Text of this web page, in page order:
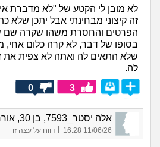
לא מובן לי הקטע של "לא מדברת
זה קיצוני מבחינתי אבל יתכן שלא
הפרטים והחסרת משהו שקרה שם
בסופו של דבר, לא קרה כלום אחי,
שלא התאים לה ואתה לא צפית את
לה.
3
0
אלה יסטר_7593, בן 30, אורח
11/06/26 16:28 דווח על עצה זו